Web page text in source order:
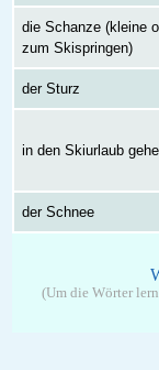
die Schanze (kleine
zum Skispringen)
der Sturz
in den Skiurlaub
der Schnee
(Um die Wörter